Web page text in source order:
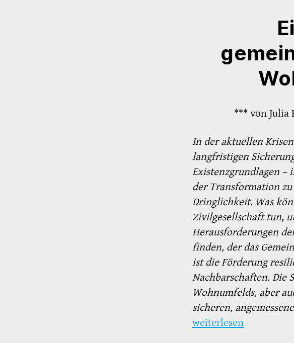
*** von Julia
In der aktuellen
langfristigen
Existenzgrundlagen –
der Trans­formation
Dringlichkeit. Was
Zivilgesellschaft tun,
Herausforderungen
finden, der das
ist die Förderung
Nachbarschaften. Die
Wohnumfelds, aber
siche­ren,
weiterlesen